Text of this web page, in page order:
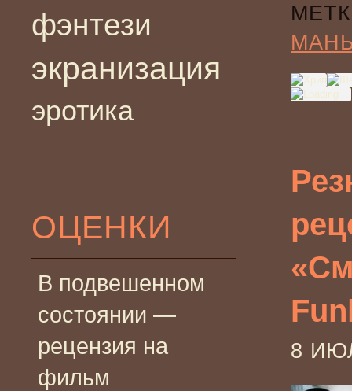
фэнтези
экранизация
эротика
ОЦЕНКИ
В подвешенном
состоянии —
рецензия на
фильм
8